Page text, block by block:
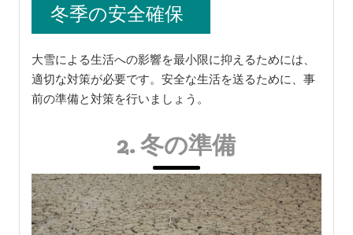
冬季の安全確保
大雪による生活への影響を最小限に抑えるためには、
適切な対策が必要です。安全な生活を送るために、事
前の準備と対策を行いましょう。
2. 冬の準備